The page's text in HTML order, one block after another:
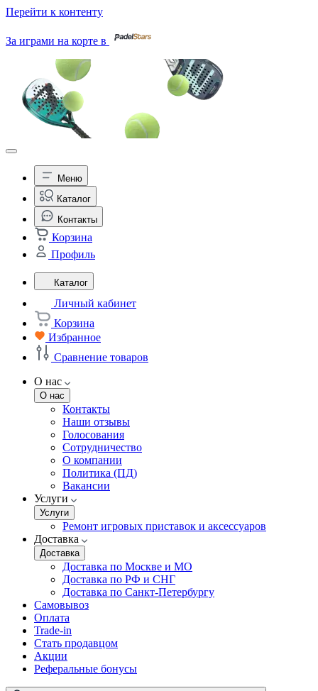
Перейти к контенту
За играми на корте в
Меню
Каталог
Контакты
Корзина
Профиль
Каталог
Личный кабинет
Корзина
Избранное
Сравнение товаров
О нас
О нас
Контакты
Наши отзывы
Голосования
Сотрудничество
О компании
Политика (ПД)
Вакансии
Услуги
Услуги
Ремонт игровых приставок и аксессуаров
Доставка
Доставка
Доставка по Москве и МО
Доставка по РФ и СНГ
Доставка по Санкт-Петербургу
Самовывоз
Оплата
Trade-in
Стать продавцом
Акции
Реферальные бонусы